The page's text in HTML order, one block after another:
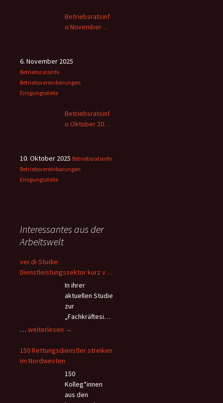
Betriebsratsinf
o November
6. November 2025
Betriebsratsinfo
Betriebsvereinbarungen
Einigungsstelle
Betriebsratsinf
o Oktober 2025
10. Oktober 2025 Betriebsratsinfo
Betriebsvereinbarungen
Einigungsstelle
Interessantes aus der
Arbeitswelt
ver.di-Studie:
Dienstleistungssektor kurz vor
dem Kollaps – Beschäftigte
flüchten wegen Überlastung
und andauerndem
Personalmangel
In ihrer
aktuellen Studie
zur
„Fachkräftesich
die Vereinte
Dienstleistungsgewerkschaft
Erkenntnissen hinsichtlich der
Arbeitsbedingungen im
… ver.di-
Dienstleistungssektor
kurz
weiterlesen →
150 Rettungsdienstler streiken
im Nordwesten
150
Kolleg*innen
aus den